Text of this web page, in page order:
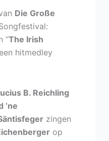
Die Große
“The Irish
hitmedley
B. Reichling
‘ne
zingen
op